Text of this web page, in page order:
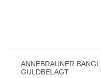
ANNEBRAUNER
GULDBELAGT